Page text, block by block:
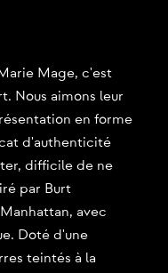
Mage, c'est
Nous aimons leur
en forme
d'authenticité
difficile de ne
par Burt
avec
Doté d'une
teintés à la